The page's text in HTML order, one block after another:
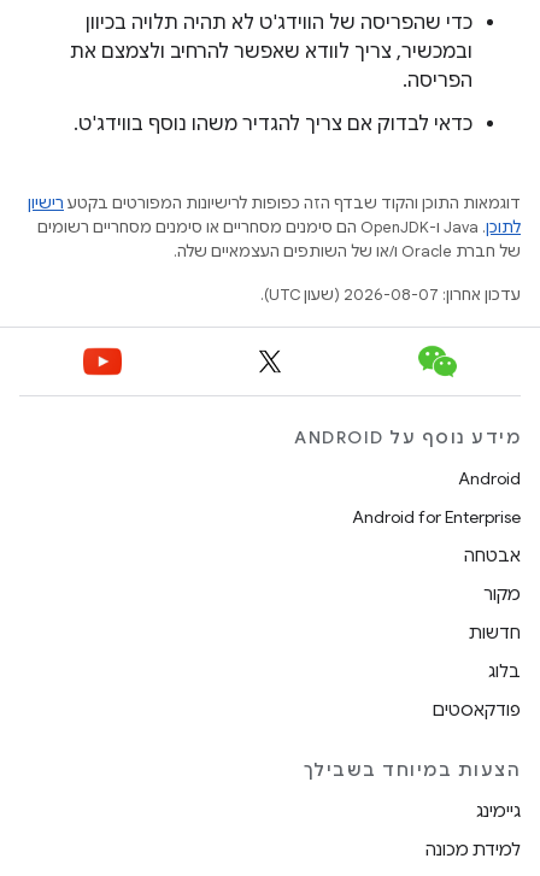
כדי שהפריסה של הווידג'ט לא תהיה תלויה בכיוון
ובמכשיר, צריך לוודא שאפשר להרחיב ולצמצם את
הפריסה.
כדאי לבדוק אם צריך להגדיר משהו נוסף בווידג'ט.
דוגמאות התוכן והקוד שבדף הזה כפופות לרישיונות המפורטים בקטע רישיון
לתוכן
.‏ Java ו-OpenJDK הם סימנים מסחריים או סימנים מסחריים רשומים
של חברת Oracle ו/או של השותפים העצמאיים שלה.
עדכון אחרון: 2026-08-07 (שעון UTC).
מידע נוסף על ANDROID
Android
Android for Enterprise
אבטחה
מקור
חדשות
בלוג
פודקאסטים
הצעות במיוחד בשבילך
גיימינג
למידת מכונה